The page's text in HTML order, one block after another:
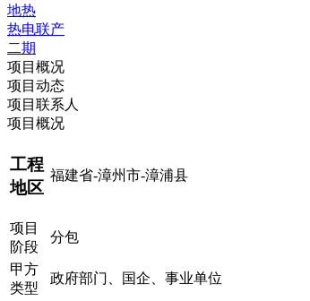
地热
热电联产
二期
项目概况
项目动态
项目联系人
项目概况
工程
地区
福建省-漳州市-漳浦县
项目
阶段
分包
甲方
类型
政府部门、国企、事业单位